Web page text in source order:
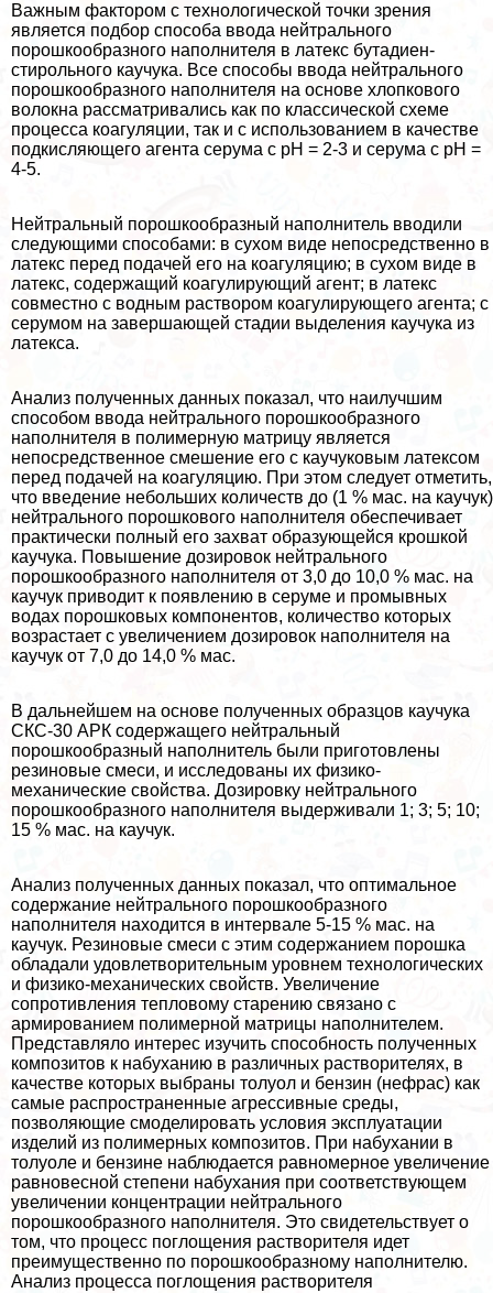
Важным фактором с технологической точки зрения
является подбор способа ввода нейтрального
порошкообразного наполнителя в латекс бутадиен-
стирольного каучука. Все способы ввода нейтрального
порошкообразного наполнителя на основе хлопкового
волокна рассматривались как по классической схеме
процесса коагуляции, так и с использованием в качестве
подкисляющего агента серума с рН = 2-3 и серума с рН =
4-5.
Нейтральный порошкообразный наполнитель вводили
следующими способами: в сухом виде непосредственно в
латекс перед подачей его на коагуляцию; в сухом виде в
латекс, содержащий коагулирующий агент; в латекс
совместно с водным раствором коагулирующего агента; с
серумом на завершающей стадии выделения каучука из
латекса.
Анализ полученных данных показал, что наилучшим
способом ввода нейтрального порошкообразного
наполнителя в полимерную матрицу является
непосредственное смешение его с каучуковым латексом
перед подачей на коагуляцию. При этом следует отметить,
что введение небольших количеств до (1 % мас. на каучук)
нейтрального порошкового наполнителя обеспечивает
пpaктически полный его захват образующейся крошкой
каучука. Повышение дозировок нейтрального
порошкообразного наполнителя от 3,0 до 10,0 % мас. на
каучук приводит к появлению в серуме и промывных
водах порошковых компонентов, количество которых
возрастает с увеличением дозировок наполнителя на
каучук от 7,0 до 14,0 % мас.
В дальнейшем на основе полученных образцов каучука
СКС-30 АРК содержащего нейтральный
порошкообразный наполнитель были приготовлены
резиновые смеси, и исследованы их физико-
механические свойства. Дозировку нейтрального
порошкообразного наполнителя выдерживали 1; 3; 5; 10;
15 % мас. на каучук.
Анализ полученных данных показал, что оптимальное
содержание нейтрального порошкообразного
наполнителя находится в интервале 5-15 % мас. на
каучук. Резиновые смеси с этим содержанием порошка
обладали удовлетворительным уровнем технологических
и физико-механических свойств. Увеличение
сопротивления тепловому старению связано с
армированием полимерной матрицы наполнителем.
Представляло интерес изучить способность полученных
композитов к набуханию в различных растворителях, в
качестве которых выбраны толуол и бензин (нефрас) как
самые распространенные агрессивные среды,
позволяющие смоделировать условия эксплуатации
изделий из полимерных композитов. При набухании в
толуоле и бензине наблюдается равномерное увеличение
равновесной степени набухания при соответствующем
увеличении концентрации нейтрального
порошкообразного наполнителя. Это свидетельствует о
том, что процесс поглощения растворителя идет
преимущественно по порошкообразному наполнителю.
Анализ процесса поглощения растворителя